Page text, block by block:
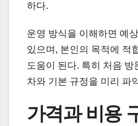
하다.
운영 방식을 이해하면 예
있으며, 본인의 목적에 적
도움이 된다. 특히 처음
차와 기본 규정을 미리 파
가격과 비용